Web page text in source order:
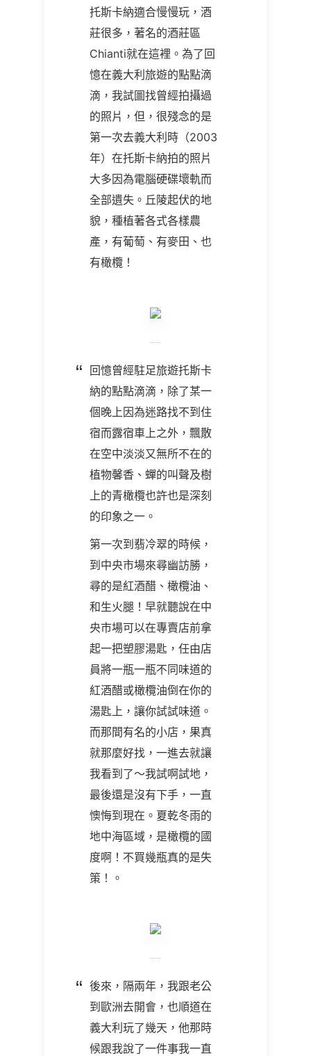
托斯卡納適合慢慢玩，酒
莊很多，著名的酒莊區
Chianti就在這裡。為了回
憶在義大利旅遊的點點滴
滴，我試圖找曾經拍攝過
的照片，但，很殘念的是
第一次去義大利時（2003
年）在托斯卡納拍的照片
大多因為電腦硬碟壞軌而
全部遺失。丘陵起伏的地
貌，種植著各式各樣農
產，有葡萄、有麥田、也
有橄欖！
回憶曾經駐足旅遊托斯卡
納的點點滴滴，除了某一
個晚上因為迷路找不到住
宿而露宿車上之外，飄散
在空中淡淡又無所不在的
植物馨香、蟬的叫聲及樹
上的青橄欖也許也是深刻
的印象之一。
第一次到翡冷翠的時候，
到中央市場來尋幽訪勝，
尋的是紅酒醋、橄欖油、
和生火腿！早就聽說在中
央市場可以在專賣店前拿
起一把塑膠湯匙，任由店
員將一瓶一瓶不同味道的
紅酒醋或橄欖油倒在你的
湯匙上，讓你試試味道。
而那間有名的小店，果真
就那麼好找，一進去就讓
我看到了～我試啊試地，
最後還是沒有下手，一直
懊悔到現在。夏乾冬雨的
地中海區域，是橄欖的國
度啊！不買幾瓶真的是失
策！。
後來，隔兩年，我跟老公
到歐洲去開會，也順道在
義大利玩了幾天，他那時
候跟我說了一件事我一直